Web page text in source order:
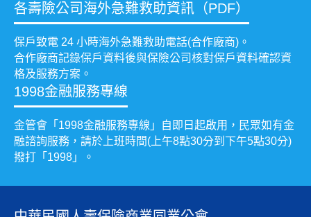
各壽險公司海外急難救助資訊（PDF）
保戶致電 24 小時海外急難救助電話(合作廠商)。
合作廠商記錄保戶資料後與保險公司核對保戶資料確認資
格及服務方案。
1998金融服務專線
金管會「1998金融服務專線」自即日起啟用，民眾如有金
融諮詢服務，請於上班時間(上午8點30分到下午5點30分)
撥打「1998」。